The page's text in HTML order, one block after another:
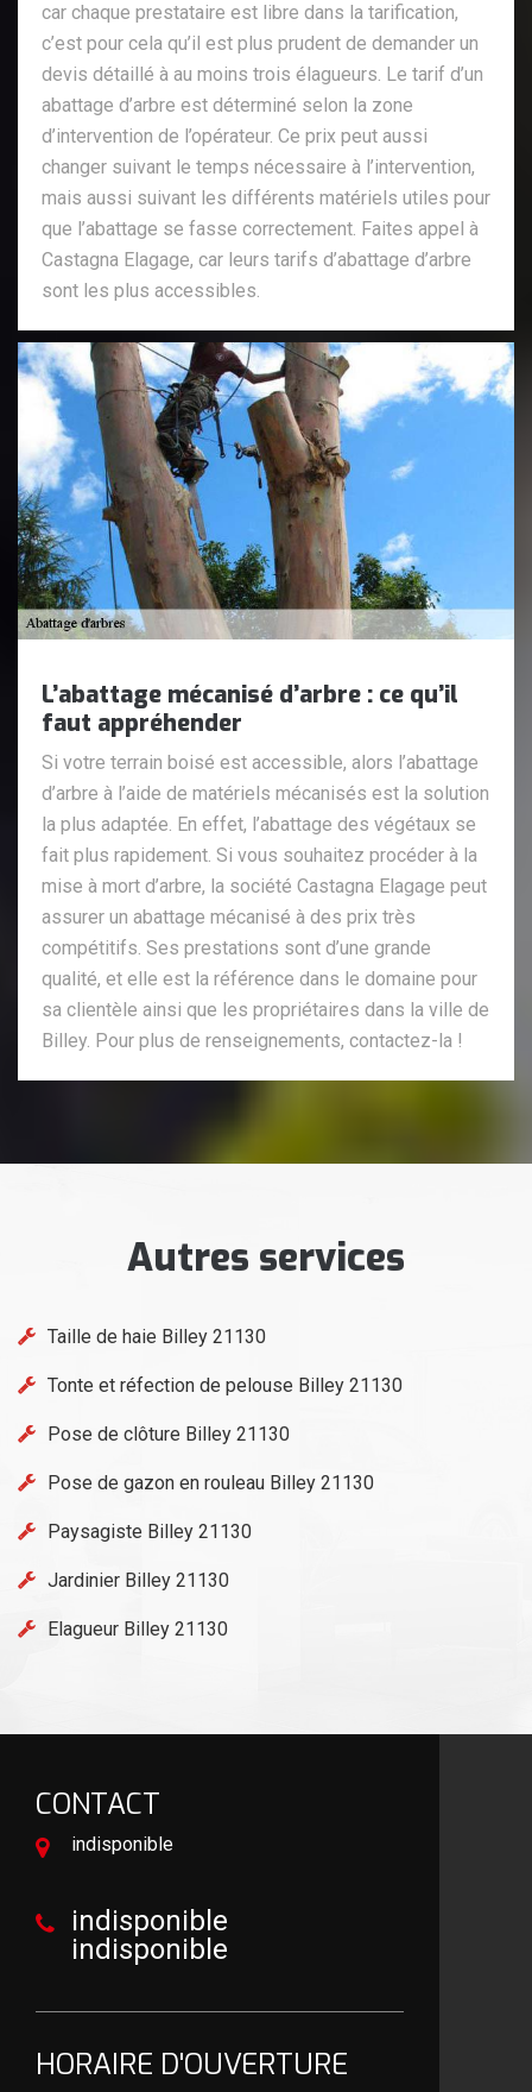
car chaque prestataire est libre dans la tarification,
c’est pour cela qu’il est plus prudent de demander un
devis détaillé à au moins trois élagueurs. Le tarif d’un
abattage d’arbre est déterminé selon la zone
d’intervention de l’opérateur. Ce prix peut aussi
changer suivant le temps nécessaire à l’intervention,
mais aussi suivant les différents matériels utiles pour
que l’abattage se fasse correctement. Faites appel à
Castagna Elagage, car leurs tarifs d’abattage d’arbre
sont les plus accessibles.
L’abattage mécanisé d’arbre : ce qu’il
faut appréhender
Si votre terrain boisé est accessible, alors l’abattage
d’arbre à l’aide de matériels mécanisés est la solution
la plus adaptée. En effet, l’abattage des végétaux se
fait plus rapidement. Si vous souhaitez procéder à la
mise à mort d’arbre, la société Castagna Elagage peut
assurer un abattage mécanisé à des prix très
compétitifs. Ses prestations sont d’une grande
qualité, et elle est la référence dans le domaine pour
sa clientèle ainsi que les propriétaires dans la ville de
Billey. Pour plus de renseignements, contactez-la !
Autres services
Taille de haie Billey 21130
Tonte et réfection de pelouse Billey 21130
Pose de clôture Billey 21130
Pose de gazon en rouleau Billey 21130
Paysagiste Billey 21130
Jardinier Billey 21130
Elagueur Billey 21130
CONTACT
indisponible
indisponible
indisponible
HORAIRE D'OUVERTURE